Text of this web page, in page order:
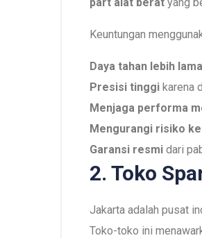
Keuntungan
Daya tahan lebih lama
Presisi tinggi karena
Menjaga performa
Mengurangi risiko
Garansi resmi dari
2. Toko
Jakarta adalah pusat
Toko-toko ini